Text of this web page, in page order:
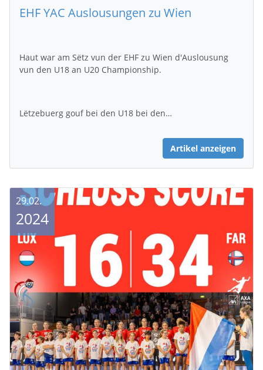
EHF YAC Auslousungen zu Wien
Haut war am Sëtz vun der EHF zu Wien d'Auslousung
vun den U18 an U20 Championship.
Lëtzebuerg gouf bei den U18 bei den…
Artikel anzeigen
29.02.
2024